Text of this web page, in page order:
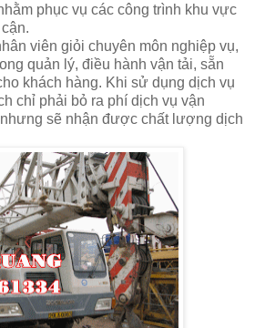
phục vụ các công trình khu vực
viên giỏi chuyên môn nghiệp vụ,
quản lý, điều hành vận tải, sẵn
khách hàng. Khi sử dụng dịch vụ
chỉ phải bỏ ra phí dịch vụ vận
sẽ nhận được chất lượng dịch